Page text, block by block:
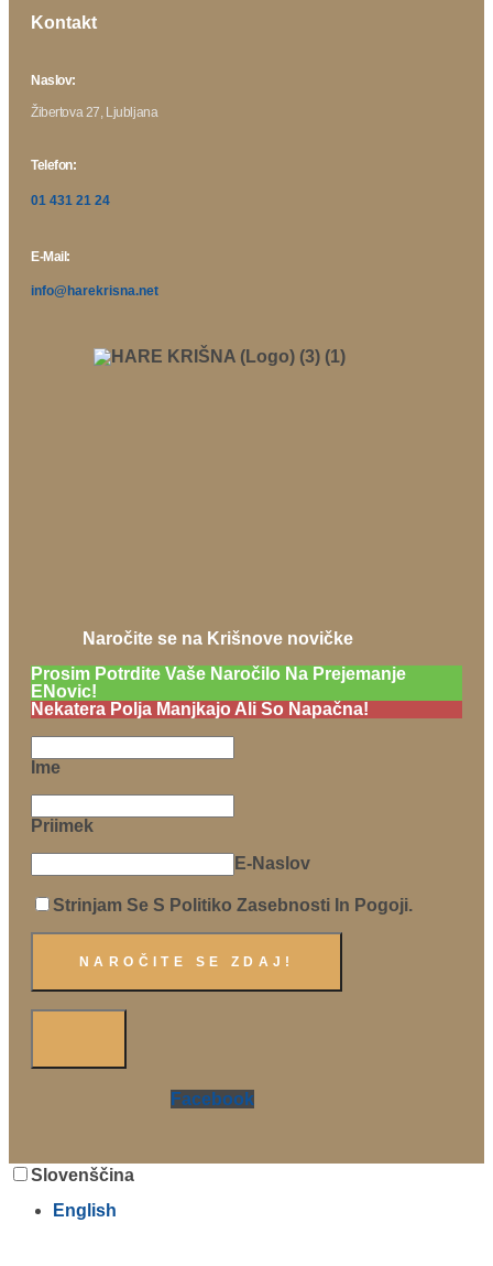
Kontakt
Naslov:
Žibertova 27, Ljubljana
Telefon:
01 431 21 24
E-Mail:
info@harekrisna.net
Naročite se na Krišnove novičke
Prosim Potrdite Vaše Naročilo Na Prejemanje
ENovic!
Nekatera Polja Manjkajo Ali So Napačna!
Ime
Priimek
E-Naslov
Strinjam Se S Politiko Zasebnosti In Pogoji.
Facebook
Slovenščina
English